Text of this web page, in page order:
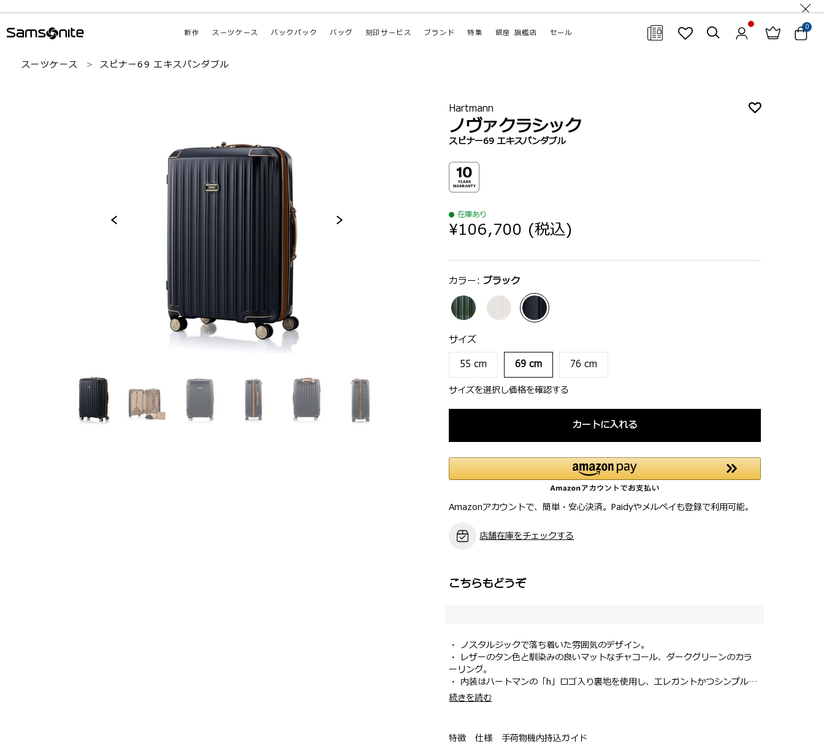
新作 スーツケース バックパック バッグ 刻印サービス ブランド 特集 銀座 旗艦店 セール
0
スーツケース スピナー69 エキスパンダブル
Hartmann
ノヴァクラシック
スピナー69 エキスパンダブル
在庫あり
¥106,700 (税込)
サイズ
選択：
サイズ
55 cm
69 cm 76 cm
サイズを選択し価格を確認する
選択：
カラー: ブラック
カートに入れる
Amazonアカウントで、簡単・安心決済。Paidyやメルペイも登録で利用可能。
店舗在庫をチェックする
こちらもどうぞ
・ ノスタルジックで落ち着いた雰囲気のデザイン。
・ レザーのタン色と馴染みの良いマットなチャコール、ダークグリーンのカラ
ーリング。
・ 内装はハートマンの「h」ロゴ入り裏地を使用し、エレガントかつシンプル。
・ 取り外し式のガーメントケースが付属（SPINNER 69、76）。
・国内旅行はもちろん、短期の海外旅行にもおすすめ。
続きを読む
特徴 仕様 手荷物機内持込ガイド